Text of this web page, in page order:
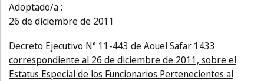
Adoptado/a :
26 de diciembre de 2011
Decreto Ejecutivo N° 11-443 de Aouel Safar 1433
correspondiente al 26 de diciembre de 2011, sobre el
Estatus Especial de los Funcionarios Pertenecientes al